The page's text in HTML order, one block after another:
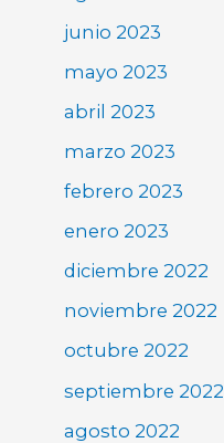
junio 2023
mayo 2023
abril 2023
marzo 2023
febrero 2023
enero 2023
diciembre 2022
noviembre 2022
octubre 2022
septiembre 2022
agosto 2022